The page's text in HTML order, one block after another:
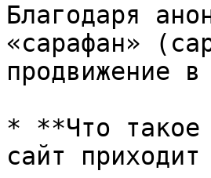
Благодаря
«сарафан»
продвижение
* **Что такое
сайт